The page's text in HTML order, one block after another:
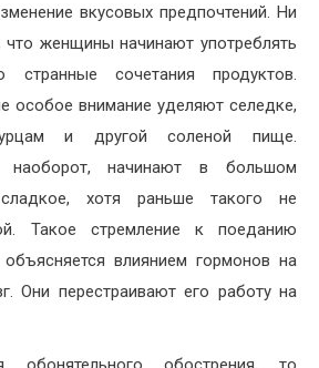
вкусовых предпочтений. Ни
что женщины начинают употреблять
сочетания продуктов.
особое внимание уделяют селедке,
и другой соленой пище.
начинают в большом
хотя раньше такого не
Такое стремление к поеданию
влиянием гормонов на
Они перестраивают его работу на